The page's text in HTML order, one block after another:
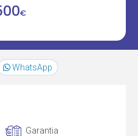
€
WhatsApp
Garantia